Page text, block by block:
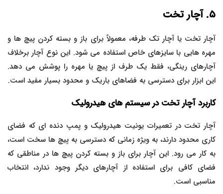
۵. آچار تخت
آچار تخت یا آچار تک طرفه، معمولاً برای باز و بسته کردن پیچ ها و
مهره هایی با سایزهای خاص استفاده می شود. این نوع آچار برخلاف
آچارهای رینگی، فقط یک طرف از پیچ یا مهره را پوشش می دهد.
این ابزار برای دسترسی به فضاهای باریک و محدود بسیار مفید است.
کاربرد آچار تخت در سیستم های هیدرولیک
آچار تخت در تعمیرات یونیت هیدرولیک و پمپ دنده ای که فضای
کاری محدود دارند، به ویژه زمانی که دسترسی به پیچ ها سخت است،
به کار می رود. این آچار برای باز و بسته کردن پیچ ها در مناطقی که
فضای کافی برای استفاده از آچارهای دیگر وجود ندارد، انتخاب
مناسبی است.